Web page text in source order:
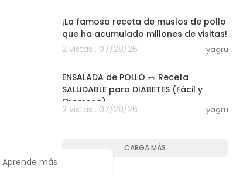
Aprende más
¡La famosa receta de muslos de pollo
que ha acumulado millones de visitas!
2 vistas . 07/28/26
yagru
ENSALADA de POLLO 🥗 Receta
SALUDABLE para DIABETES (Fácil y
Cremosa)
2 vistas . 07/28/26 yagru
CARGA MÁS